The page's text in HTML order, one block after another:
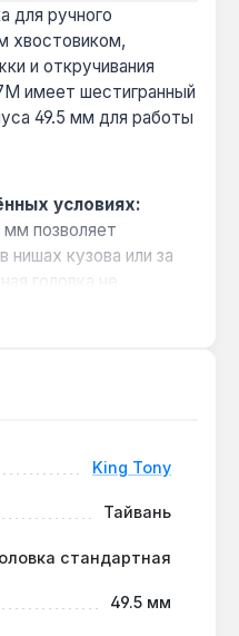
для ручного
хвостовиком,
и откручивания
имеет шестигранный
49.5 мм для работы
условиях:
мм позволяет
кузова или за
головка не
трещоток и
нагрузках:
при крутящем
для ручного
шестигранный
King Tony
Тайвань
стандартная
49.5 мм